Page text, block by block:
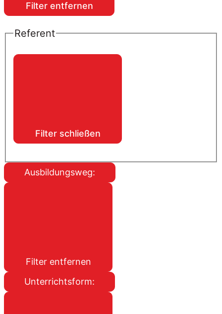
Filter entfernen
Referent
Filter schließen
Ausbildungsweg:
Filter entfernen
Unterrichtsform: